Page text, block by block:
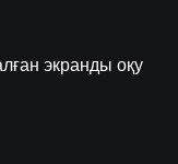
экранды оқу